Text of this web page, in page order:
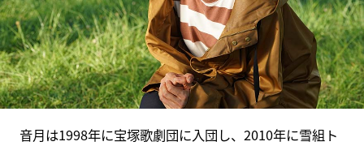
音月は1998年に宝塚歌劇団に入団し、2010年に雪組ト